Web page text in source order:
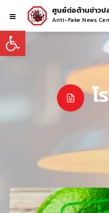
Open toolbar
ศูนย์ต่อต้านข่าวป
Anti-Fake News
โ